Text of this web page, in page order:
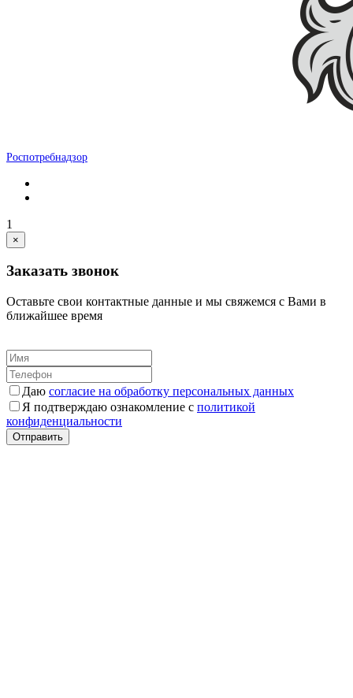
Роспотребнадзор
1
×
Заказать звонок
Оставьте свои контактные данные и мы свяжемся с Вами в
ближайшее время
Даю согласие на обработку персональных данных
Я подтверждаю ознакомление с политикой
конфиденциальности